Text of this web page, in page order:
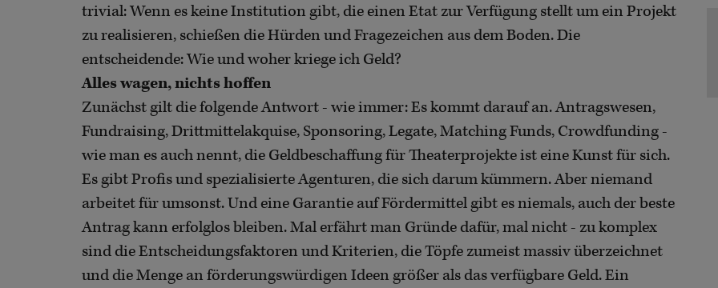
trivial: Wenn es keine Institution gibt, die einen Etat zur Verfügung stellt um ein Projekt
zu realisieren, schießen die Hürden und Fragezeichen aus dem Boden. Die
entscheidende: Wie und woher kriege ich Geld?
Alles wagen, nichts hoffen
Zunächst gilt die folgende Antwort - wie immer: Es kommt darauf an. Antragswesen,
Fundraising, Drittmittelakquise, Sponsoring, Legate, Matching Funds, Crowdfunding -
wie man es auch nennt, die Geldbeschaffung für Theaterprojekte ist eine Kunst für sich.
Es gibt Profis und spezialisierte Agenturen, die sich darum kümmern. Aber niemand
arbeitet für umsonst. Und eine Garantie auf Fördermittel gibt es niemals, auch der beste
Antrag kann erfolglos bleiben. Mal erfährt man Gründe dafür, mal nicht - zu komplex
sind die Entscheidungsfaktoren und Kriterien, die Töpfe zumeist massiv überzeichnet
und die Menge an förderungswürdigen Ideen größer als das verfügbare Geld. Ein